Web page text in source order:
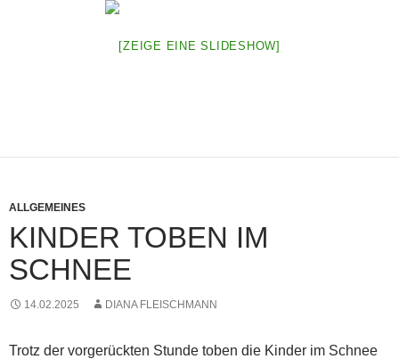
[ZEIGE EINE SLIDESHOW]
ALLGEMEINES
KINDER TOBEN IM
SCHNEE
14.02.2025 DIANA FLEISCHMANN
Trotz der vorgerückten Stunde toben die Kinder im Schnee